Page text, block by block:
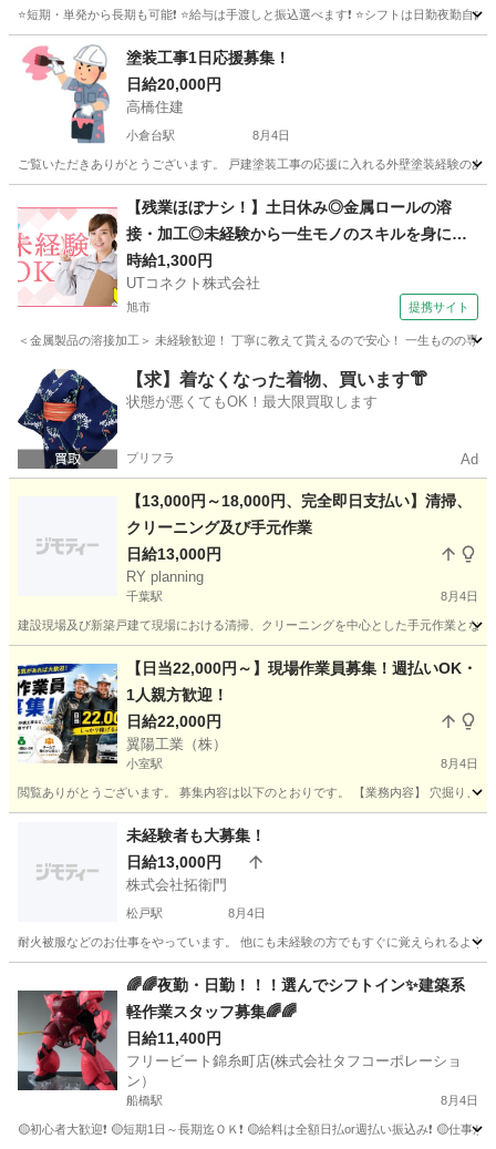
⭐短期・単発から長期も可能❗ ⭐給与は手渡しと振込選べます❗ ⭐シフトは日勤夜勤自
千葉 千葉市 西千葉駅 建築 スタッフ
塗装工事1日応援募集！
日給20,000円
高橋住建
小倉台駅 8月4日
ご覧いただきありがとうございます。 戸建塗装工事の応援に入れる外壁塗装経験の
小倉台駅 その他
【残業ほぼナシ！】土日休み◎金属ロールの溶
接・加工◎未経験から一生モノのスキルを身につ
けられます♪メーカーへの転籍支援制度あり◎男性
活躍中！＜千葉県香取市＞
時給1,300円
UTコネクト株式会社
旭市 提携サイト
＜金属製品の溶接加工＞ 未経験歓迎！ 丁寧に教えて貰えるので安心！ 一生ものの
千葉 旭市 大工
【求】着なくなった着物、買います👘
状態が悪くてもOK！最大限買取します
プリフラ Ad
【13,000円～18,000円、完全即日支払い】清掃、
クリーニング及び手元作業
日給13,000円
RY planning
千葉駅 8月4日
建設現場及び新築戸建て現場における清掃、クリーニングを中心とした手元作業とな
千葉駅 その他 手元
【日当22,000円～】現場作業員募集！週払いOK・
1人親方歓迎！
日給22,000円
翼陽工業（株）
小室駅 8月4日
閲覧ありがとうございます。 募集内容は以下のとおりです。 【業務内容】 穴掘り、
小室駅 建築 現場作業員
未経験者も大募集！
日給13,000円
株式会社拓衛門
松戸駅 8月4日
耐火被服などのお仕事をやっています。 他にも未経験の方でもすぐに覚えられるよ
松戸駅 その他 コロナ
🌈🌈夜勤・日勤！！！選んでシフトイン✨建築系
軽作業スタッフ募集🌈🌈
日給11,400円
フリービート錦糸町店(株式会社タフコーポレーショ
ン）
船橋駅 8月4日
🟡初心者大歓迎❗ 🟡短期1日～長期迄ＯＫ❗ 🟡給料は全額日払or週払い振込み❗ 🟡仕事